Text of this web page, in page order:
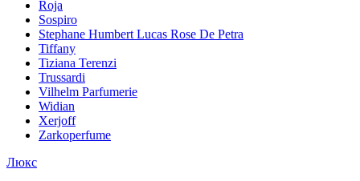
Roja
Sospiro
Stephane Humbert Lucas Rose De Petra
Tiffany
Tiziana Terenzi
Trussardi
Vilhelm Parfumerie
Widian
Xerjoff
Zarkoperfume
Люкс